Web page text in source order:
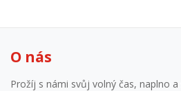
O nás
Prožíj s námi svůj volný čas, naplno a